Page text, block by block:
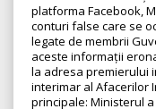
platforma Facebook,
conturi false care se
legate de membrii
aceste informații
la adresa premierului
interimar al Afacerilor
principale: Ministerul